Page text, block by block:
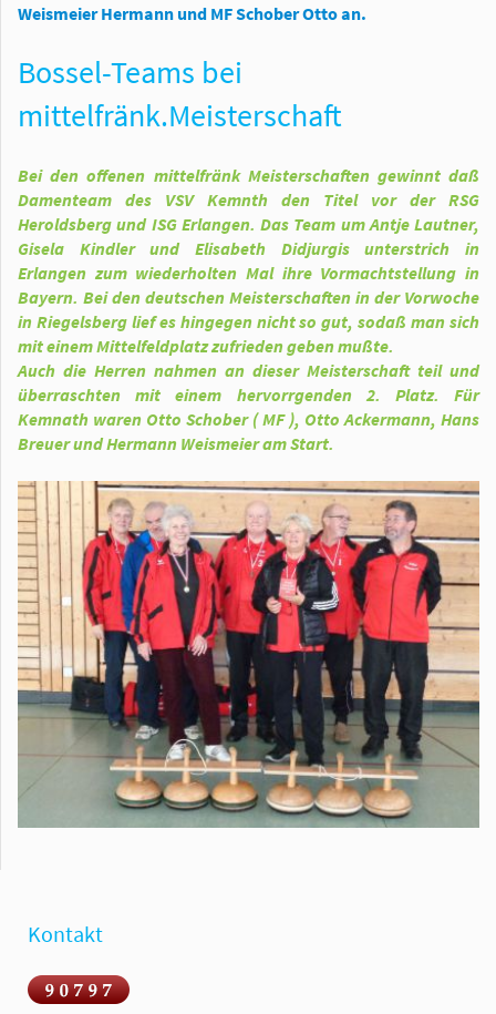
Weismeier Hermann und MF Schober Otto an.
Bossel-Teams bei
mittelfränk.Meisterschaft
Bei den offenen mittelfränk Meisterschaften gewinnt daß
Damenteam des VSV Kemnth den Titel vor der RSG
Heroldsberg und ISG Erlangen. Das Team um Antje Lautner,
Gisela Kindler und Elisabeth Didjurgis unterstrich in
Erlangen zum wiederholten Mal ihre Vormachtstellung in
Bayern. Bei den deutschen Meisterschaften in der Vorwoche
in Riegelsberg lief es hingegen nicht so gut, sodaß man sich
mit einem Mittelfeldplatz zufrieden geben mußte.
Auch die Herren nahmen an dieser Meisterschaft teil und
überraschten mit einem hervorrgenden 2. Platz. Für
Kemnath waren Otto Schober ( MF ), Otto Ackermann, Hans
Breuer und Hermann Weismeier am Start.
Kontakt